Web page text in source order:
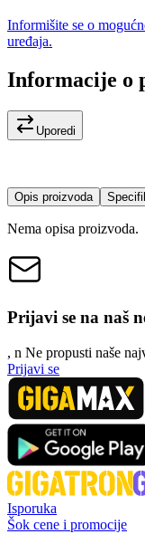
Informišite se o
uređaja.
Informacije o
Uporedi
Opis proizvoda
Nema opisa proizvoda.
Prijavi se na naš
, n Ne propusti naše
Prijavi se
Isporuka
Šok cene i promocije